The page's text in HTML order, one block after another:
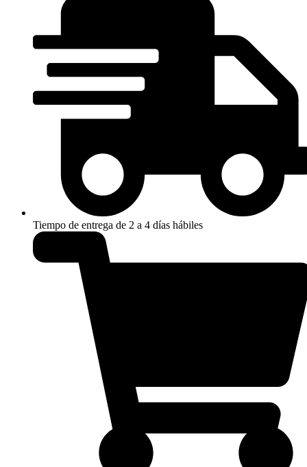
Tiempo de entrega de 2 a 4 días hábiles